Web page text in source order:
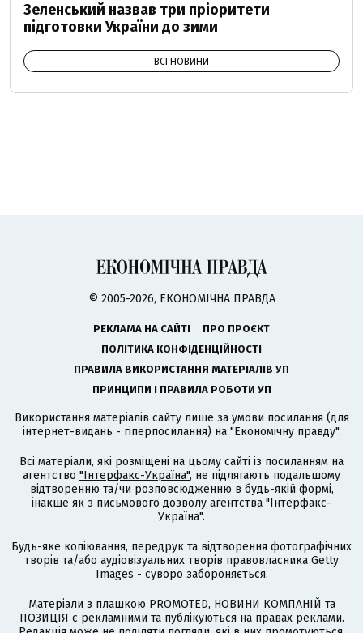
Зеленський назвав три пріоритети
підготовки України до зими
ВСІ НОВИНИ
© 2005-2026, ЕКОНОМІЧНА ПРАВДА
РЕКЛАМА НА САЙТІ
ПРО ПРОЄКТ
ПОЛІТИКА КОНФІДЕНЦІЙНОСТІ
ПРАВИЛА ВИКОРИСТАННЯ МАТЕРІАЛІВ УП
ПРИНЦИПИ І ПРАВИЛА РОБОТИ УП
Використання матеріалів сайту лише за умови посилання (для
інтернет-видань - гіперпосилання) на "Економічну правду".
Всі матеріали, які розміщені на цьому сайті із посиланням на
агентство "Інтерфакс-Україна", не підлягають подальшому
відтворенню та/чи розповсюдженню в будь-якій формі,
інакше як з письмового дозволу агентства "Інтерфакс-
Україна".
Будь-яке копіювання, передрук та відтворення фотографічних
творів та/або аудіовізуальних творів правовласника Getty
Images - суворо забороняється.
Матеріали з плашкою PROMOTED, НОВИНИ КОМПАНІЙ та
ПОЗИЦІЯ є рекламними та публікуються на правах реклами.